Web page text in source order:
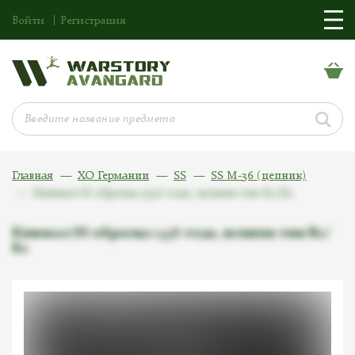
Войти Регистрация
Главная ХО Германии SS
SS M-36 (цепник)
Кинжал SS образца 1936 года, цепник тип В2/
Б2